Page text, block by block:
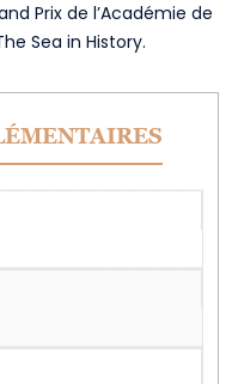
Prix de l’Académie de
Sea in History.